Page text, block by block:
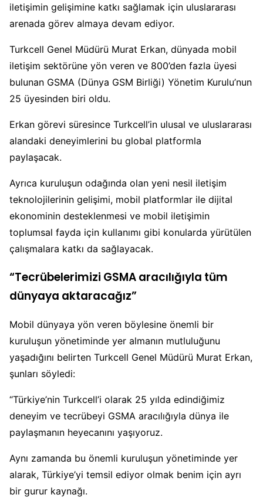
iletişimin gelişimine katkı sağlamak için uluslararası
arenada görev almaya devam ediyor.
Turkcell Genel Müdürü Murat Erkan, dünyada mobil
iletişim sektörüne yön veren ve 800’den fazla üyesi
bulunan GSMA (Dünya GSM Birliği) Yönetim Kurulu’nun
25 üyesinden biri oldu.
Erkan görevi süresince Turkcell’in ulusal ve uluslararası
alandaki deneyimlerini bu global platformla
paylaşacak.
Ayrıca kuruluşun odağında olan yeni nesil iletişim
teknolojilerinin gelişimi, mobil platformlar ile dijital
ekonominin desteklenmesi ve mobil iletişimin
toplumsal fayda için kullanımı gibi konularda yürütülen
çalışmalara katkı da sağlayacak.
“Tecrübelerimizi GSMA aracılığıyla tüm
dünyaya aktaracağız”
Mobil dünyaya yön veren böylesine önemli bir
kuruluşun yönetiminde yer almanın mutluluğunu
yaşadığını belirten Turkcell Genel Müdürü Murat Erkan,
şunları söyledi:
“Türkiye’nin Turkcell’i olarak 25 yılda edindiğimiz
deneyim ve tecrübeyi GSMA aracılığıyla dünya ile
paylaşmanın heyecanını yaşıyoruz.
Aynı zamanda bu önemli kuruluşun yönetiminde yer
alarak, Türkiye’yi temsil ediyor olmak benim için ayrı
bir gurur kaynağı.